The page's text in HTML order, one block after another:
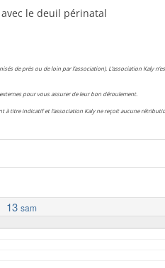
le deuil périnatal
de près ou de loin par l’association). L’association Kaly
pour vous assurer de leur bon déroulement.
titre indicatif et l’association Kaly ne reçoit aucune
13 sam